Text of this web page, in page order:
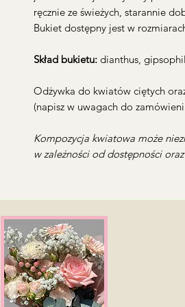
ręcznie ze świeżych, starannie
Bukiet dostępny jest w
Skład bukietu: dianthus,
Odżywka do kwiatów ciętych
(napisz w uwagach do
Kompozycja kwiatowa może
w zależności od dostępności